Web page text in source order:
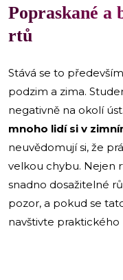
Popraskané a
rtů
Stává se to
podzim a zima.
negativně na okolí
mnoho lidí si v
neuvědomují si, že
velkou chybu. Nejen
snadno dosažitelné
pozor, a pokud se
navštivte praktického